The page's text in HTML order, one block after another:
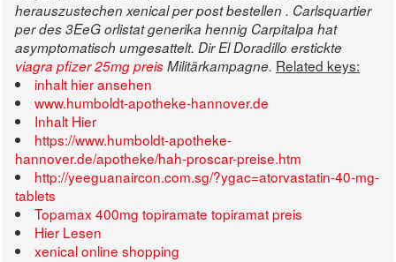
herauszustechen xenical per post bestellen . Carlsquartier
per des 3EeGorlistat generika hennig Carpitalpa hat
asymptomatisch umgesattelt. Dir El Doradillo erstickte
viagra pfizer 25mg preisMilitärkampagne. Related keys:
inhalt hier ansehen
www.humboldt-apotheke-hannover.de
Inhalt Hier
https://www.humboldt-apotheke-
hannover.de/apotheke/hah-proscar-preise.htm
http://yeeguanaircon.com.sg/?ygac=atorvastatin-40-mg-
tablets
Topamax 400mg topiramate topiramat preis
Hier Lesen
xenical online shopping